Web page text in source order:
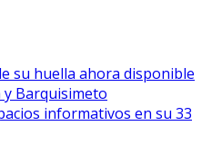
su huella ahora disponible
y Barquisimeto
informativos en su 33